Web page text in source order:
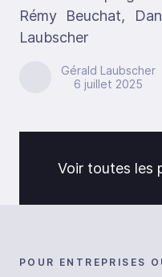
Rémy Beuchat,
Laubscher
Gérald Laubscher
6 juillet 2025
Voir toutes les
POUR ENTREPRISES